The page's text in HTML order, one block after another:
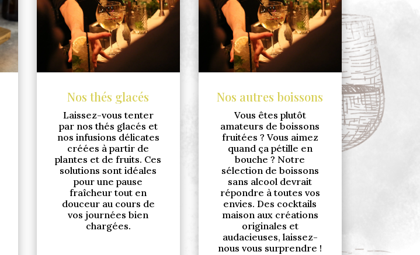
Nos thés glacés
Laissez-vous tenter
par nos thés glacés et
nos infusions délicates
créées à partir de
plantes et de fruits. Ces
solutions sont idéales
pour une pause
fraîcheur tout en
douceur au cours de
vos journées bien
chargées.
Nos autres boissons
Vous êtes plutôt
amateurs de boissons
fruitées ? Vous aimez
quand ça pétille en
bouche ? Notre
sélection de boissons
sans alcool devrait
répondre à toutes vos
envies. Des cocktails
maison aux créations
originales et
audacieuses, laissez-
nous vous surprendre !